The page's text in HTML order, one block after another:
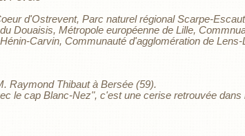
d'Ostrevent Parc naturel régional Scarpe-Escaut
Douaisis Métropole européenne de Lille
Carvin Communauté d'agglomération de Lens-
Raymond Thibaut à Bersée (59).
le cap Blanc-Nez", c'est une cerise retrouvée dans